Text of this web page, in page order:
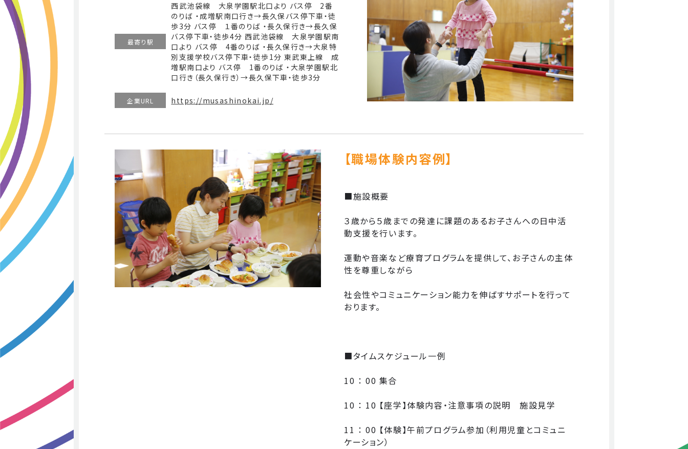
最寄り駅
西武池袋線 大泉学園駅北口より バス停 2番
のりば ・成増駅南口行き→長久保バス停下車・徒
歩3分 バス停 １番のりば ・長久保行き→長久保
バス停下車・徒歩4分 西武池袋線 大泉学園駅南
口より バス停 4番のりば ・長久保行き→大泉特
別支援学校バス停下車・徒歩1分 東武東上線 成
増駅南口より バス停 1番のりば ・大泉学園駅北
口行き（長久保行き）→長久保下車・徒歩3分
企業URL https://musashinokai.jp/
【職場体験内容例】
■施設概要
３歳から５歳までの発達に課題のあるお子さんへの日中活
動支援を行います。
運動や音楽など療育プログラムを提供して、お子さんの主体
性を尊重しながら
社会性やコミュニケーション能力を伸ばすサポートを行って
おります。
■タイムスケジュール一例
10 ： 00 集合
10 ： 10 【座学】体験内容・注意事項の説明 施設見学
11 ： 00 【体験】午前プログラム参加（利用児童とコミュニ
ケーション）